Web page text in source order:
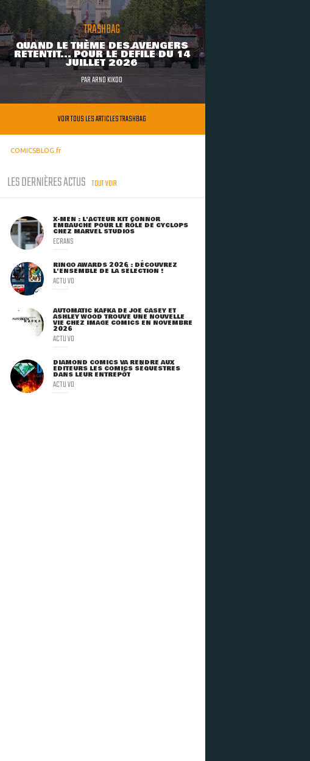
TRASHBAG
QUAND LE THÈME DES AVENGERS
RETENTIT... POUR LE DÉFILÉ DU 14
JUILLET 2026
PARARNO KIKOO
VOIR TOUS LES ARTICLES TRASHBAG
COMICSBLOG.fr
LES DERNIÈRES ACTUS TOUT VOIR
X-MEN : L'ACTEUR KIT CONNOR
EMBAUCHÉ POUR LE RÔLE DE CYCLOPS
CHEZ MARVEL STUDIOS
ECRANS
RINGO AWARDS 2026 : DÉCOUVREZ
L'ENSEMBLE DE LA SÉLECTION !
ACTU VO
AUTOMATIC KAFKA DE JOE CASEY ET
ASHLEY WOOD TROUVE UNE NOUVELLE
VIE CHEZ IMAGE COMICS EN NOVEMBRE
2026
ACTU VO
DIAMOND COMICS VA RENDRE AUX
ÉDITEURS LES COMICS SÉQUESTRÉS
DANS LEUR ENTREPÔT
ACTU VO